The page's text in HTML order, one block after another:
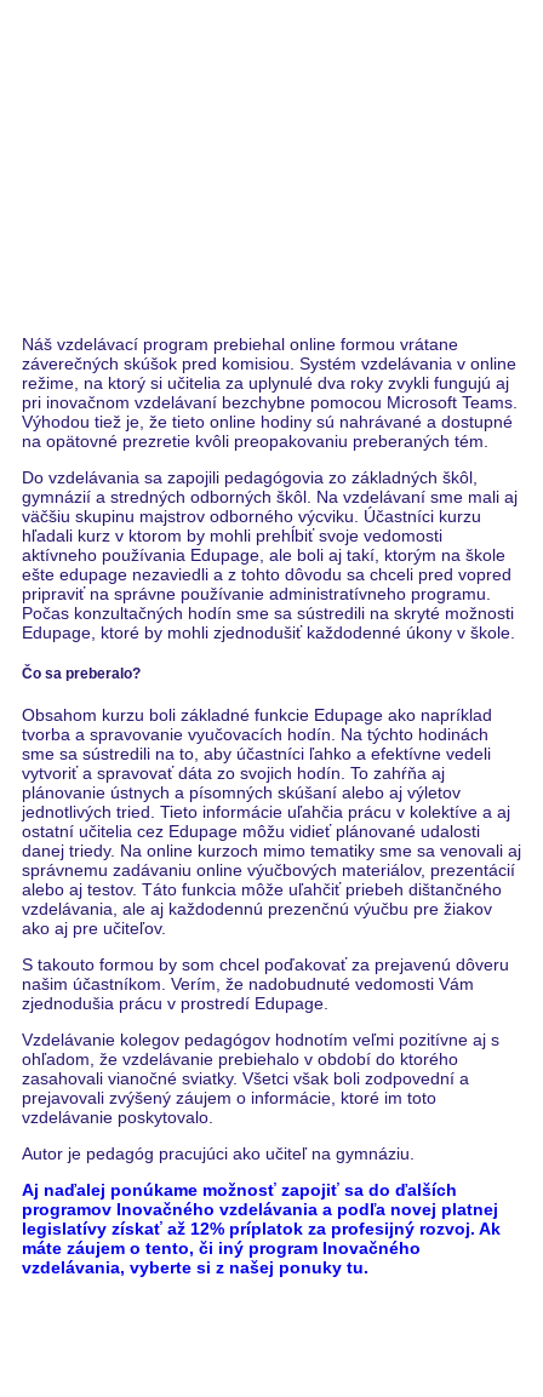
Náš vzdelávací program prebiehal online formou vrátane
záverečných skúšok pred komisiou. Systém vzdelávania v online
režime, na ktorý si učitelia za uplynulé dva roky zvykli fungujú aj
pri inovačnom vzdelávaní bezchybne pomocou Microsoft Teams.
Výhodou tiež je, že tieto online hodiny sú nahrávané a dostupné
na opätovné prezretie kvôli preopakovaniu preberaných tém.
Do vzdelávania sa zapojili pedagógovia zo základných škôl,
gymnázií a stredných odborných škôl. Na vzdelávaní sme mali aj
väčšiu skupinu majstrov odborného výcviku. Účastníci kurzu
hľadali kurz v ktorom by mohli prehĺbiť svoje vedomosti
aktívneho používania Edupage, ale boli aj takí, ktorým na škole
ešte edupage nezaviedli a z tohto dôvodu sa chceli pred vopred
pripraviť na správne používanie administratívneho programu.
Počas konzultačných hodín sme sa sústredili na skryté možnosti
Edupage, ktoré by mohli zjednodušiť každodenné úkony v škole.
Čo sa preberalo?
Obsahom kurzu boli základné funkcie Edupage ako napríklad
tvorba a spravovanie vyučovacích hodín. Na týchto hodinách
sme sa sústredili na to, aby účastníci ľahko a efektívne vedeli
vytvoriť a spravovať dáta zo svojich hodín. To zahŕňa aj
plánovanie ústnych a písomných skúšaní alebo aj výletov
jednotlivých tried. Tieto informácie uľahčia prácu v kolektíve a aj
ostatní učitelia cez Edupage môžu vidieť plánované udalosti
danej triedy. Na online kurzoch mimo tematiky sme sa venovali aj
správnemu zadávaniu online výučbových materiálov, prezentácií
alebo aj testov. Táto funkcia môže uľahčiť priebeh dištančného
vzdelávania, ale aj každodennú prezenčnú výučbu pre žiakov
ako aj pre učiteľov.
S takouto formou by som chcel poďakovať za prejavenú dôveru
našim účastníkom. Verím, že nadobudnuté vedomosti Vám
zjednodušia prácu v prostredí Edupage.
Vzdelávanie kolegov pedagógov hodnotím veľmi pozitívne aj s
ohľadom, že vzdelávanie prebiehalo v období do ktorého
zasahovali vianočné sviatky. Všetci však boli zodpovední a
prejavovali zvýšený záujem o informácie, ktoré im toto
vzdelávanie poskytovalo.
Autor je pedagóg pracujúci ako učiteľ na gymnáziu.
Aj naďalej ponúkame možnosť zapojiť sa do ďalších
programov Inovačného vzdelávania a podľa novej platnej
legislatívy získať až 12% príplatok za profesijný rozvoj. Ak
máte záujem o tento, či iný program Inovačného
vzdelávania, vyberte si z našej ponuky tu.